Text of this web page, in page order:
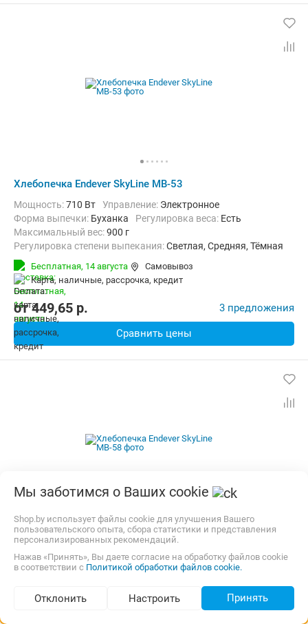
Подбор по параметрам (363)
Хлебопечка Endever SkyLine MB-53
Мощность:710 Вт Управление: Электронное
Форма выпечки: Буханка регулировка веса: Есть
максимальный вес:900 г
Регулировка степени выпекания:Светлая, Средняя, Тёмная
Количество рецептов:
Дополнительные функции:
Материал корпуса: Нерж. сталь Вес:
Бесплатная, 14 августа
Самовывоз
карта, наличные, рассрочка, кредит
от449,65 p. 3 предложения
Сравнить цены
Хлебопечка Endever SkyLine MB-58
Обзор модели
регулировка веса:
Есть
максимальный вес:
Мы заботимся о Ваших cookie
Shop.by использует файлы cookie для улучшения Вашего
пользовательского опыта, сбора статистики и представления
персонализированных рекомендаций.
Нажав «Принять», Вы даете согласие на обработку файлов cookie
в соответствии с Политикой обработки файлов cookie.
Отклонить Настроить Принять